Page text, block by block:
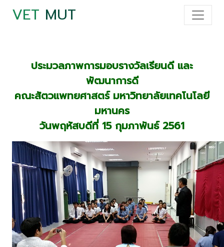
VET MUT
ประมวลภาพการมอบรางวัลเรียนดี และ
พัฒนาการดี
คณะสัตวแพทยศาสตร์ มหาวิทยาลัยเทคโนโลยี
มหานคร
วันพฤหัสบดีที่ 15 กุมภาพันธ์2561